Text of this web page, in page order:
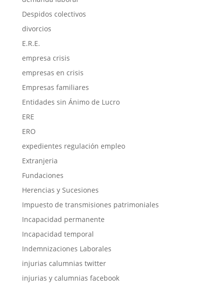
Despidos colectivos
divorcios
E.R.E.
empresa crisis
empresas en crisis
Empresas familiares
Entidades sin Ánimo de Lucro
ERE
ERO
expedientes regulación empleo
Extranjeria
Fundaciones
Herencias y Sucesiones
Impuesto de transmisiones patrimoniales
Incapacidad permanente
Incapacidad temporal
Indemnizaciones Laborales
injurias calumnias twitter
injurias y calumnias facebook